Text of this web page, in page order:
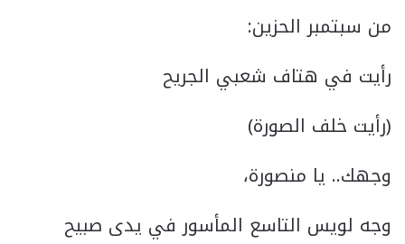
من سبتمبر الحزين:
رأيت في هتاف شعبي الجريح
(رأيت خلف الصورة)
وجهك.. يا منصورة،
وجه لويس التاسع المأسور في يدى صبيح